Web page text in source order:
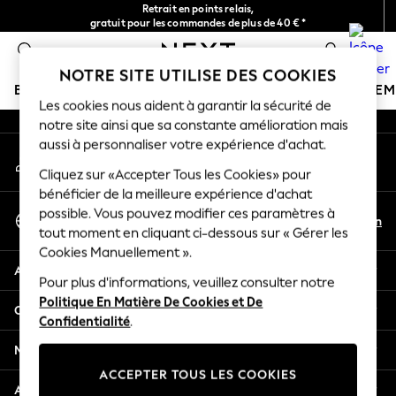
Retrait en points relais,
gratuit pour les commandes de plus de 40 € *
Livraison en 2-3 jours ouvrés*
BOUTIQUE VACANCES
HOLIDAY SHOP
Women's Holiday Shop
All Swimwear
All Beachwear
Bags & Accessories
Beach Dresses & Kaftans
Dresses
Flip Flops
Sliders
Jumpsuits & Playsuits
Linen Collection
Sandals
An error occurred on client
Nos réseaux sociaux
Mon compte
Connexion à votre compte
Sélectionnez Votre Langue
Français
En
Aide
Confidentialité et mentions légales
Ministères
Autres services
NOTRE SITE UTILISE DES COOKIES
Les cookies nous aident à garantir la sécurité de
notre site ainsi que sa constante amélioration mais
aussi à personnaliser votre expérience d'achat.
Cliquez sur «Accepter Tous les Cookies» pour
bénéficier de la meilleure expérience d'achat
possible. Vous pouvez modifier ces paramètres à
tout moment en cliquant ci-dessous sur « Gérer les
Cookies Manuellement ».
Pour plus d'informations, veuillez consulter notre
Politique En Matière De Cookies et De
Confidentialité.
ACCEPTER TOUS LES COOKIES